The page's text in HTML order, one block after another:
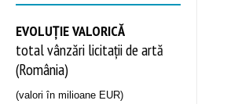
EVOLUȚIE VALORICĂ
total vânzări licitații de artă
(România)
(valori în milioane EUR)